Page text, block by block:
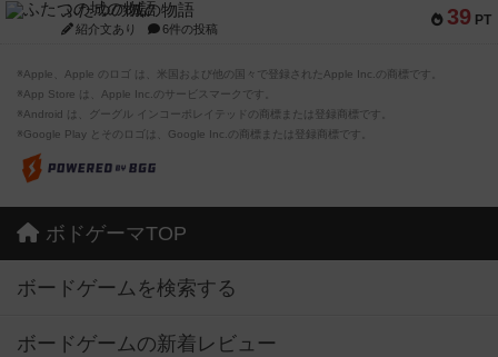
39 PT
ふたつの城の物語
紹介文あり 6件の投稿
※Apple、Apple のロゴ は、米国および他の国々で登録されたApple Inc.の商標です。
※App Store は、Apple Inc.のサービスマークです。
※Android は、グーグル インコーポレイテッドの商標または登録商標です。
※Google Play とそのロゴは、Google Inc.の商標または登録商標です。
ボドゲーマTOP
ボードゲームを検索する
ボードゲームの新着レビュー